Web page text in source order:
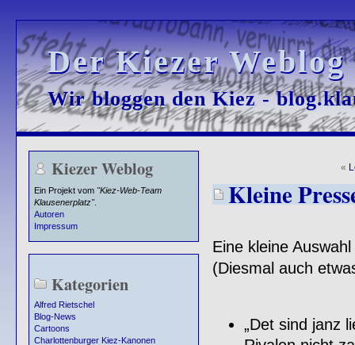
Der Kiezer
Der Kiezer
Wir bloggen den Kiez -
Wir bloggen den Kiez -
Kiezer Weblog
Ein Projekt vom "Kiez-Web-Team
Klausenerplatz".
Autoren
Impressum
Kategorien
Alfred Rietschel
Blog-News
Cartoons
Charlottenburger Kiez-Kanonen
«
Kleine
Eine kleine
(Diesmal auch
„Det sind janz